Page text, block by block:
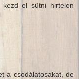
el sütni hirtelen
a csodálatosakat, de